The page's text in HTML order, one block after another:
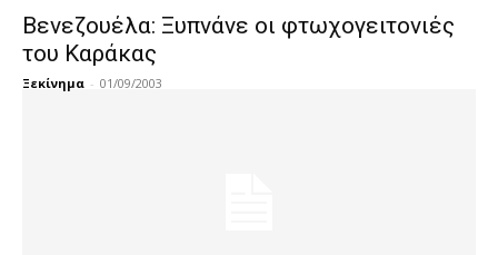
Βενεζουέλα: Ξυπνάνε οι φτωχογειτονιές
του Καράκας
Ξεκίνημα - 01/09/2003